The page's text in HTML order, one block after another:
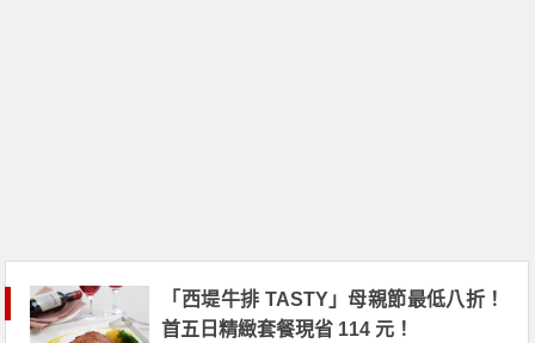
「西堤牛排 TASTY」母親節最低八折！
首五日精緻套餐現省 114 元！